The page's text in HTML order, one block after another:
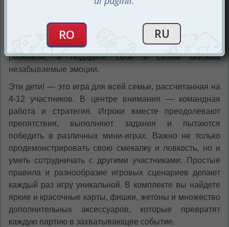
и находчивость. Уникальные персонажи и забавные
возможно. Отправляйтесь в путешествие по
страницам детства, вспомните, каково это — быть
ребенком, и подарите себе и своим близким
незабываемые эмоции.
Эти дети! — это игра для всей семьи, рассчитанная на
4-12 участников. В центре внимания — командная
работа и стратегия. Игроки вместе преодолевают
препятствия, выполняют задания и пытаются
победить в различных мини-играх. Важно не только
продемонстрировать свою смекалку и ловкость, но и
уметь сотрудничать с другими участниками. Простые
правила и разнообразие игровых сценариев делают
каждый раз игру уникальной. В комплекте вы найдете
яркие и красочные карты, фишки, жетоны и множество
дополнительных аксессуаров, которые превратят
каждую партию в захватывающее событие.